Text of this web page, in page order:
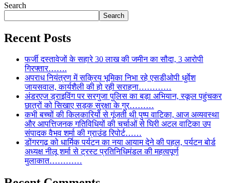
Search
Search
Recent Posts
फर्जी दस्तावेजों के सहारे 30 लाख की जमीन का सौदा, 3 आरोपी
गिरफ्तार…….
अपराध नियंत्रण में सक्रिय भूमिका निभा रहे एसडीओपी धुर्वेश
जायसवाल, कार्यशैली की हो रही सराहना…………
अंडरएज ड्राइविंग पर सरगुजा पुलिस का बड़ा अभियान, स्कूल पहुंचकर
छात्रों को सिखाए सड़क सुरक्षा के गुर………
कभी बच्चों की किलकारियों से गूंजती थी पुष्प वाटिका, आज अव्यवस्था
और आपत्तिजनक गतिविधियों की चर्चाओं से घिरी अटल वाटिका उप
संपादक वैभव शर्मा की ग्राउंड रिपोर्ट……
डोंगरगढ़ को धार्मिक पर्यटन का नया आयाम देने की पहल, पर्यटन बोर्ड
अध्यक्ष नीलू शर्मा से ट्रस्ट प्रतिनिधिमंडल की महत्वपूर्ण
मुलाकात…………